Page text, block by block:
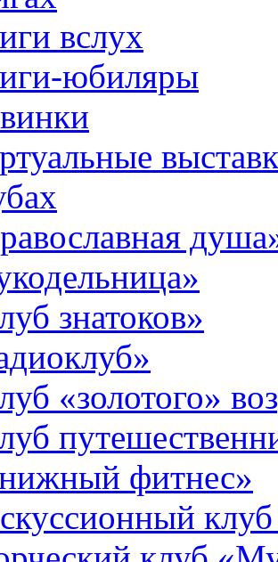
вслух
юбиляры
знатоков»
«золотого»
фитнес»